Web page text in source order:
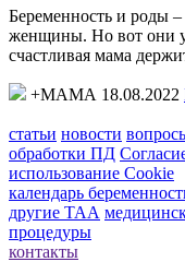
Беременность и роды
женщины. Но вот они
счастливая мама
+МАМА 18.08.2022
статьи новости
обработки ПД
использование Cookie
календарь
другие ТАА
процедуры
контакты